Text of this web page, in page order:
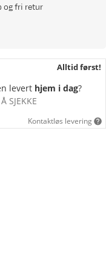
og fri retur
Alltid først!
levert hjem i dag?
SJEKKE
Kontaktløs levering